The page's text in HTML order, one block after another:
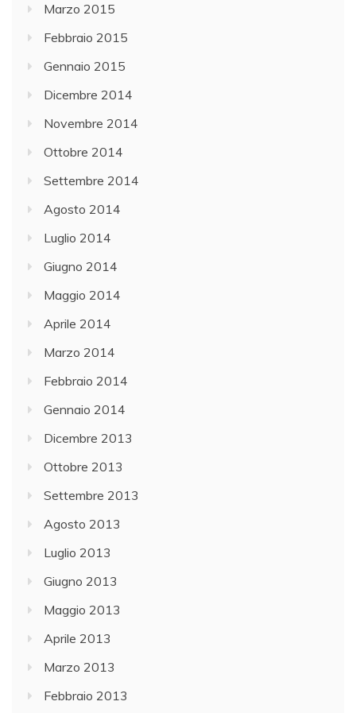
Marzo 2015
Febbraio 2015
Gennaio 2015
Dicembre 2014
Novembre 2014
Ottobre 2014
Settembre 2014
Agosto 2014
Luglio 2014
Giugno 2014
Maggio 2014
Aprile 2014
Marzo 2014
Febbraio 2014
Gennaio 2014
Dicembre 2013
Ottobre 2013
Settembre 2013
Agosto 2013
Luglio 2013
Giugno 2013
Maggio 2013
Aprile 2013
Marzo 2013
Febbraio 2013